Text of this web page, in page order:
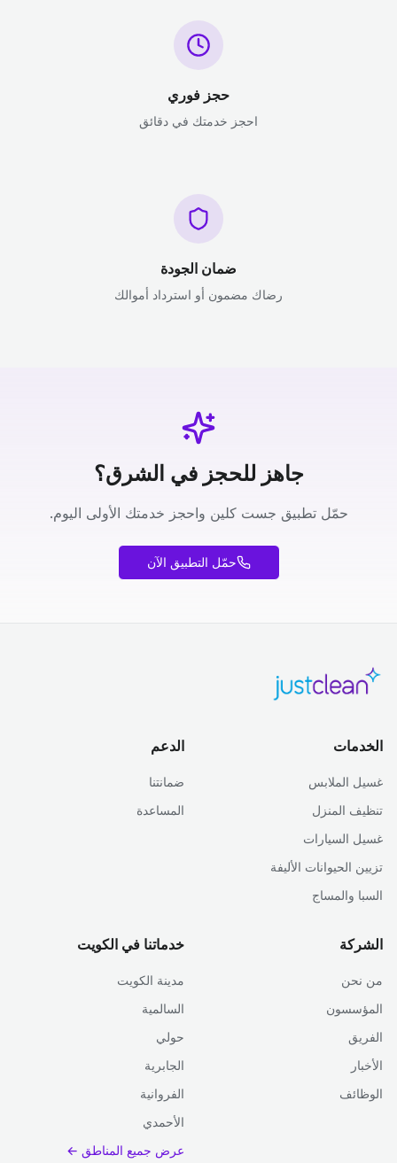
حجز فوري
احجز خدمتك في دقائق
ضمان الجودة
رضاك مضمون أو استرداد أموالك
جاهز للحجز في الشرق؟
حمّل تطبيق جست كلين واحجز خدمتك الأولى اليوم.
حمّل التطبيق الآن
الخدمات
غسيل الملابس
تنظيف المنزل
غسيل السيارات
تزيين الحيوانات الأليفة
السبا والمساج
الدعم
ضمانتنا
المساعدة
الشركة
من نحن
المؤسسون
الفريق
الأخبار
الوظائف
خدماتنا في الكويت
مدينة الكويت
السالمية
حولي
الجابرية
الفروانية
الأحمدي
عرض جميع المناطق ←